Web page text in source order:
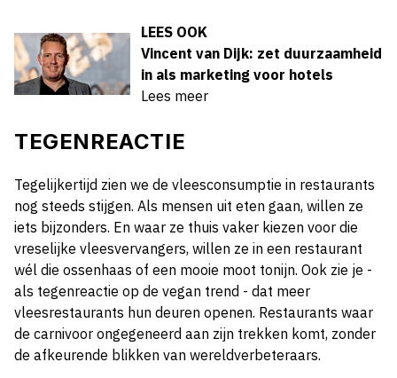
LEES OOK
Vincent van Dijk: zet duurzaamheid
in als marketing voor hotels
Lees meer
TEGENREACTIE
Tegelijkertijd zien we de vleesconsumptie in restaurants
nog steeds stijgen. Als mensen uit eten gaan, willen ze
iets bijzonders. En waar ze thuis vaker kiezen voor die
vreselijke vleesvervangers, willen ze in een restaurant
wél die ossenhaas of een mooie moot tonijn. Ook zie je -
als tegenreactie op de vegan trend - dat meer
vleesrestaurants hun deuren openen. Restaurants waar
de carnivoor ongegeneerd aan zijn trekken komt, zonder
de afkeurende blikken van wereldverbeteraars.